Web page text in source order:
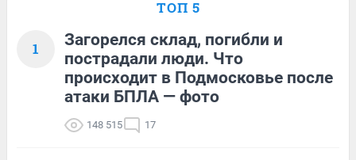
ТОП 5
1
Загорелся склад, погибли и
пострадали люди. Что
происходит в Подмосковье после
атаки БПЛА — фото
148 515 17